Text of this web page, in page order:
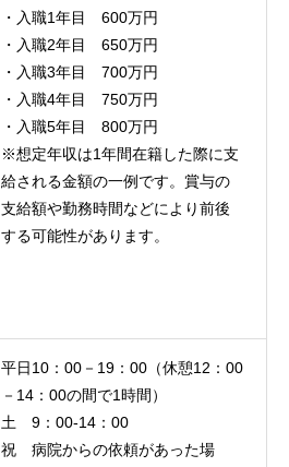
・入職1年目 600万円
・入職2年目 650万円
・入職3年目 700万円
・入職4年目 750万円
・入職5年目 800万円
※想定年収は1年間在籍した際に支
給される金額の一例です。賞与の
支給額や勤務時間などにより前後
する可能性があります。
平日10：00－19：00（休憩12：00
－14：00の間で1時間）
土 9：00-14：00
祝 病院からの依頼があった場